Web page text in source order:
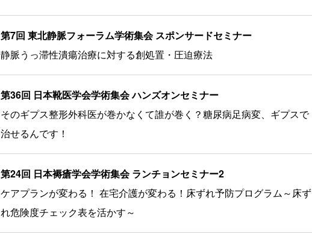
第7回 東北静脈フォーラム学術集会 スポンサードセミナー
静脈うっ滞性潰瘍治療に対する創処置・圧迫療法
第36回 日本靴医学会学術集会 ハンズオンセミナー
そのギプス整形外科医が巻かなくて誰が巻く？糖尿病足病変、ギプスで
治せるんです！
第24回 日本褥瘡学会学術集会 ランチョンセミナー2
ケアプランが変わる！ 在宅介護が変わる！床ずれ予防プログラム～床ず
れ危険度チェック表を活かす～